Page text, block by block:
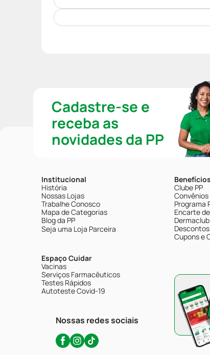
Cadastre-se e
receba as
novidades da PP
Institucional
História
Nossas Lojas
Trabalhe Conosco
Mapa de Categorias
Blog da PP
Seja uma Loja Parceira
Espaço Cuidar
Vacinas
Serviços Farmacêuticos
Testes Rápidos
Autoteste Covid-19
Nossas redes sociais
Clube PP
Convênios
Programa
Encarte
Dermaclub
Cupons e